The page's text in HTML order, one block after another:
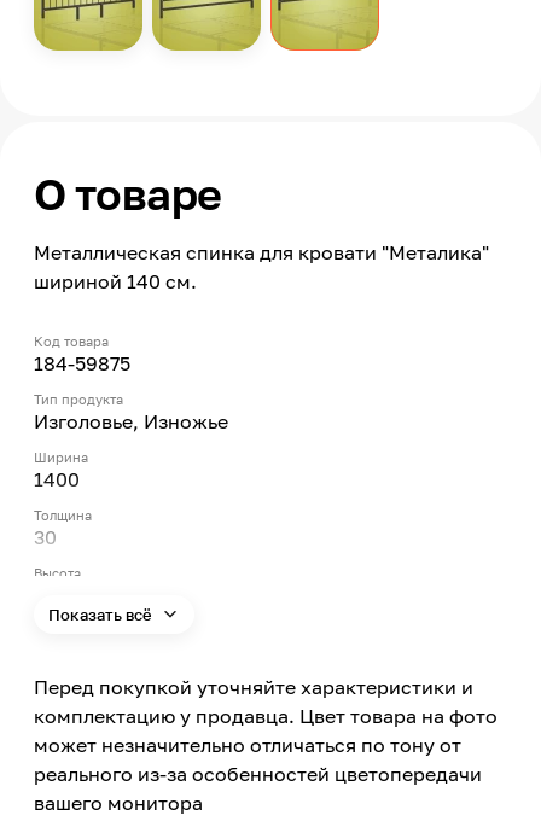
О товаре
Металлическая спинка для кровати "Металика"
шириной 140 см.
Код товара
184-59875
Тип продукта
Изголовье, Изножье
Ширина
1400
Толщина
30
Высота
Цвет
Черный
Вариант
Г2
Особенности изголовья
Показать всё
Перед покупкой уточняйте характеристики и
комплектацию у продавца. Цвет товара на фото
может незначительно отличаться по тону от
реального из-за особенностей цветопередачи
вашего монитора